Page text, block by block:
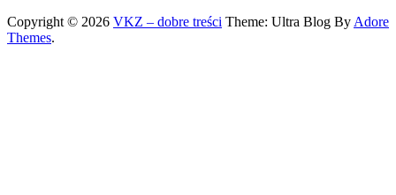
Copyright © 2026 VKZ – dobre treści Theme: Ultra Blog By Adore
Themes.